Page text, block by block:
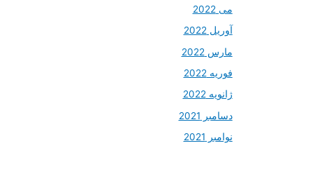
می 2022
آوریل 2022
مارس 2022
فوریه 2022
ژانویه 2022
دسامبر 2021
نوامبر 2021